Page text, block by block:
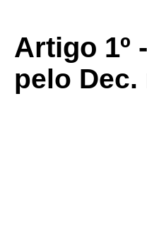
Artigo 1º -
pelo Dec.